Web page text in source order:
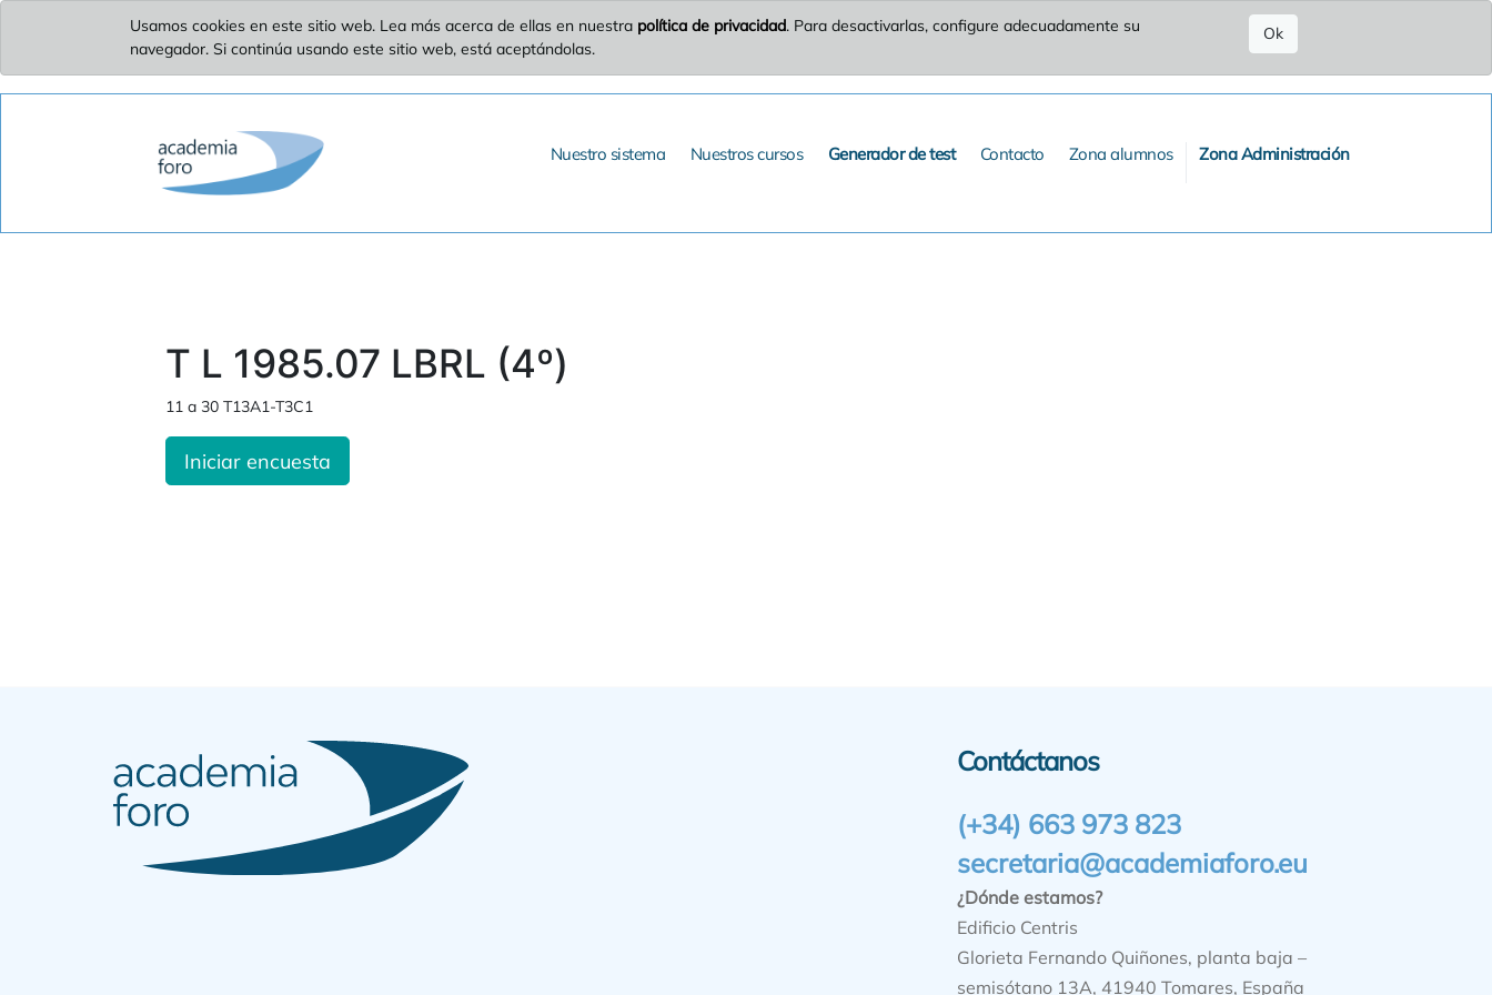
Usamos cookies en este sitio web. Lea más acerca de ellas en nuestra política de privacidad. Para desactivarlas, configure adecuadamente su
navegador. Si continúa usando este sitio web, está aceptándolas.
Ok
Nuestro sistema Nuestros cursos Generador de test Contacto Zona alumnos Zona Administración
T L 1985.07 LBRL (4º)
11 a 30 T13A1-T3C1
Iniciar encuesta
Contáctanos
(+34) 663 973 823
secretaria@academiaforo.eu
¿Dónde estamos?
Edificio Centris
Glorieta Fernando Quiñones, planta baja –
semisótano 13A, 41940 Tomares, España